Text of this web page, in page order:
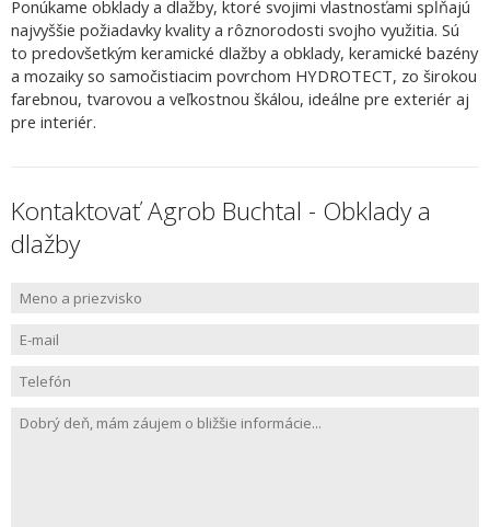
Ponúkame obklady a dlažby, ktoré svojimi vlastnosťami spĺňajú
najvyššie požiadavky kvality a rôznorodosti svojho využitia. Sú
to predovšetkým keramické dlažby a obklady, keramické bazény
a mozaiky so samočistiacim povrchom HYDROTECT, zo širokou
farebnou, tvarovou a veľkostnou škálou, ideálne pre exteriér aj
pre interiér.
Kontaktovať Agrob Buchtal - Obklady a
dlažby